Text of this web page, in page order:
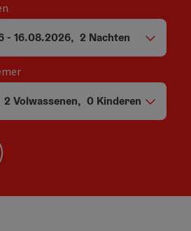
en vertrek
- 16.08.2026, 2 Nachten
persoonsvelden
2 Volwassenen, 0 Kinderen